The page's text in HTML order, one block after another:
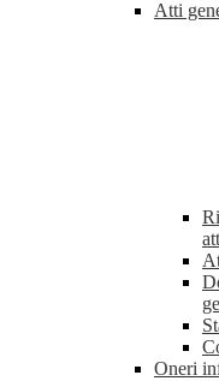
Atti
Oneri